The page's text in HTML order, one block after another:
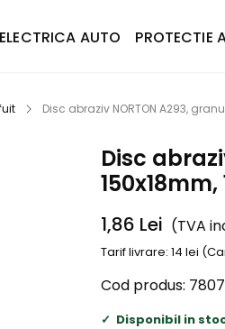
ELECTRICA AUTO PROTECTIE
Disc abraziv NORTON A293,
Disc
1,86 Lei (TVA
Tarif livrare: 14 lei
Cod produs:
Disponibil in